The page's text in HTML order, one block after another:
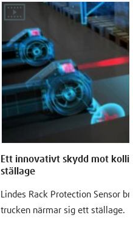
Ett innovativt skydd mot
ställage
Lindes Rack Protection Sensor
trucken närmar sig ett ställage.